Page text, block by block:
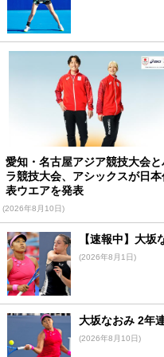
愛知・名古屋アジア競技大会と
ラ競技大会、アシックスが日本
表ウエアを発表
(2026年8月10日)
【速報中】大
(2026年8月1日)
大坂なおみ 2年
(2026年8月10日)